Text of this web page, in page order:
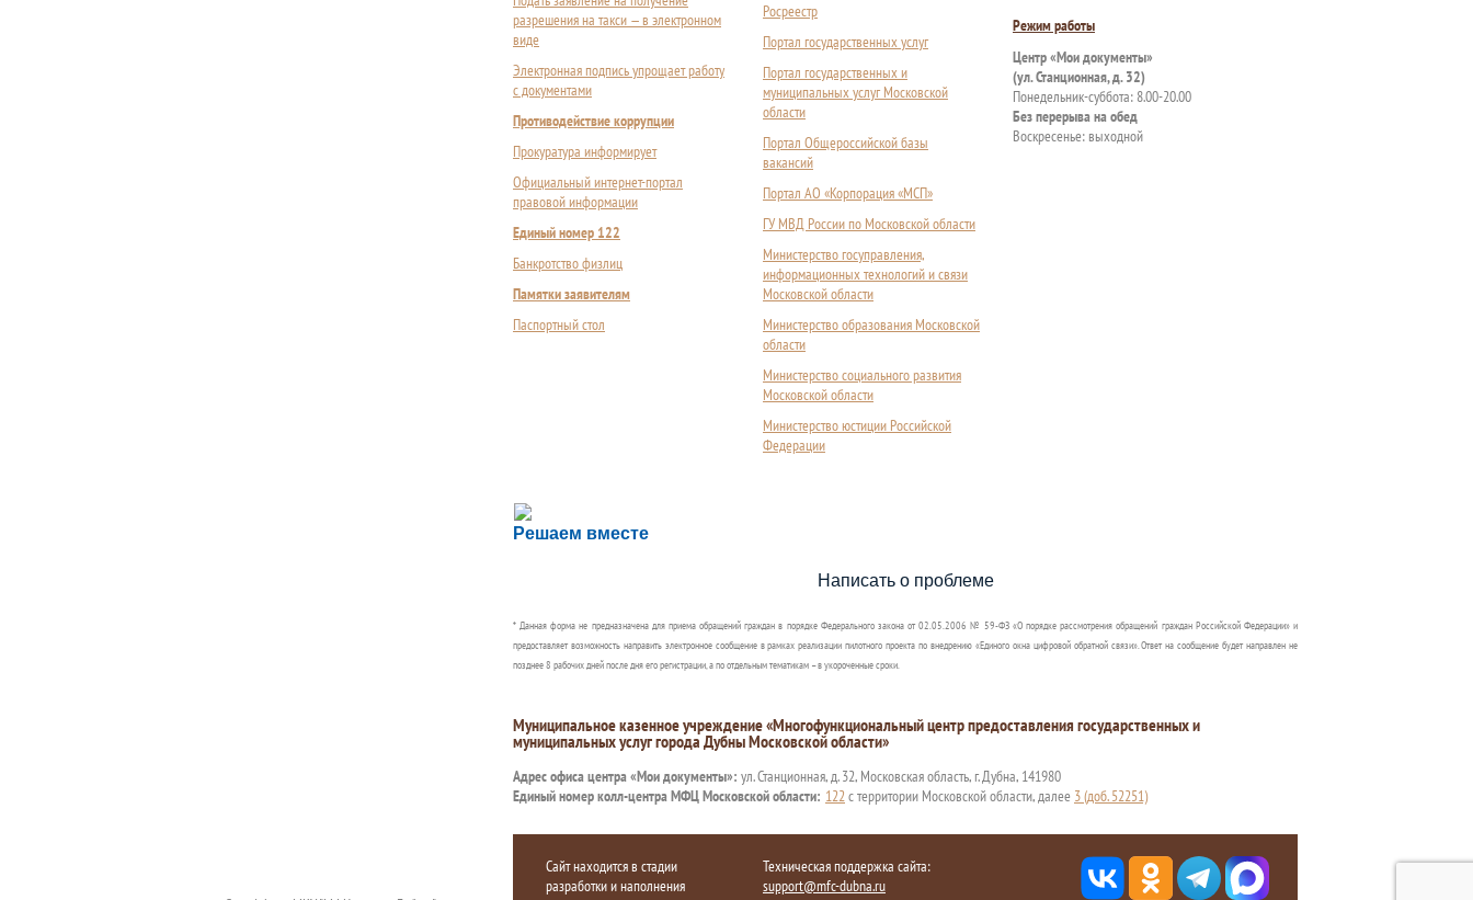
разрешения на такси — в электронном
виде
Электронная подпись упрощает работу
с документами
Противодействие коррупции
Прокуратура информирует
Официальный интернет-портал
правовой информации
Единый номер 122
Банкротство физлиц
Памятки заявителям
Паспортный стол
Росреестр
Портал государственных услуг
Портал государственных и
муниципальных услуг Московской
области
Портал Общероссийской базы
вакансий
Портал АО «Корпорация «МСП»
ГУ МВД России по Московской области
Министерство госуправления,
информационных технологий и связи
Московской области
Министерство образования Московской
области
Министерство социального развития
Московской области
Министерство юстиции Российской
Федерации
Режим работы
Центр «Мои документы»
(ул. Станционная, д. 32)
Понедельник-суббота: 8.00-20.00
Без перерыва на обед
Воскресенье: выходной
Решаем вместе
Сложности с получением социальной выплаты или пособия?
Сообщите об этом
Написать о проблеме
* Данная форма не предназначена для приема обращений граждан в порядке Федерального закона от 02.05.2006 № 59-ФЗ «О порядке рассмотрения обращений граждан Российской Федерации» и
предоставляет возможность направить электронное сообщение в рамках реализации пилотного проекта по внедрению «Единого окна цифровой обратной связи». Ответ на сообщение будет направлен не
позднее 8 рабочих дней после дня его регистрации, а по отдельным тематикам – в укороченные сроки.
Муниципальное казенное учреждение «Многофункциональный центр предоставления государственных и
муниципальных услуг города Дубны Московской области»
Адрес офиса центра «Мои документы»: ул. Станционная, д. 32, Московская область, г. Дубна, 141980
Единый номер колл-центра МФЦ Московской области: 122с территории Московской области, далее 3 (доб. 52251)
Сайт находится в стадии
разработки и наполнения
Техническая поддержка сайта:
support@mfc-dubna.ru